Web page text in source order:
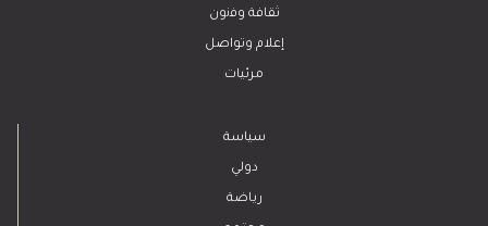
ﺛﻘﺎﻓﺔ وﻓﻧون
إعلام وتواصل
مرئيات
سياسة
دولي
رياضة